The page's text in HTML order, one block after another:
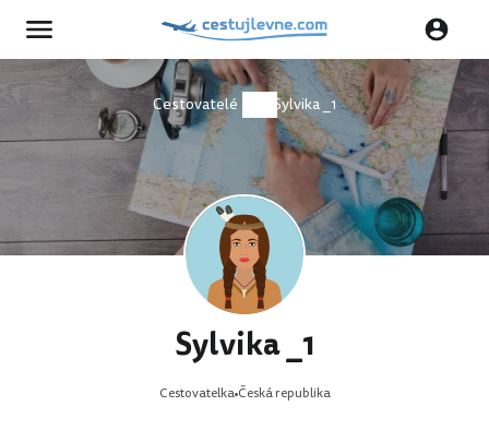
Cestovatelé Sylvika _1
Sylvika _1
CestovatelkaČeská republika